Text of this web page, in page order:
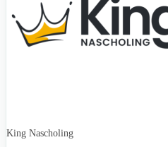
King Nascholing